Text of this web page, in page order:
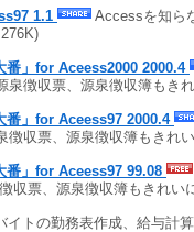
1.1
Accessを知ら
番」for Aceess2000 2000.4
泉徴収票、源泉徴収簿もき
番」for Aceess97 2000.4
徴収票、源泉徴収簿もきれ
番」for Aceess97 99.08
収票、源泉徴収簿もきれい
イトの勤務表作成、給与計